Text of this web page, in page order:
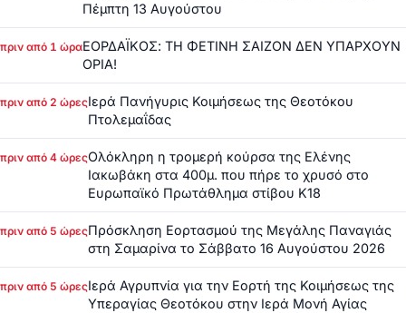
Πέμπτη 13 Αυγούστου
πριν από 1 ώραΕΟΡΔΑΪΚΟΣ: ΤΗ ΦΕΤΙΝΗ ΣΑΙΖΟΝ ΔΕΝ ΥΠΑΡΧΟΥΝ
ΟΡΙΑ!
πριν από 2 ώρεςΙερά Πανήγυρις Κοιμήσεως της Θεοτόκου
Πτολεμαΐδας
πριν από 4 ώρεςΟλόκληρη η τρομερή κούρσα της Ελένης
Ιακωβάκη στα 400μ. που πήρε το χρυσό στο
Ευρωπαϊκό Πρωτάθλημα στίβου Κ18
πριν από 5 ώρεςΠρόσκληση Εορτασμού της Μεγάλης Παναγιάς
στη Σαμαρίνα το Σάββατο 16 Αυγούστου 2026
πριν από 5 ώρεςΙερά Αγρυπνία για την Εορτή της Κοιμήσεως της
Υπεραγίας Θεοτόκου στην Ιερά Μονή Αγίας